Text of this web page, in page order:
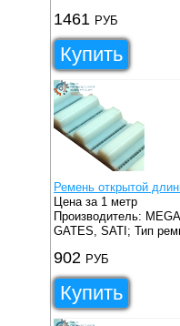
1461 РУБ
Купить
Ремень открытой
Цена за 1 метр
Производитель:
GATES, SATI; Тип
902 РУБ
Купить